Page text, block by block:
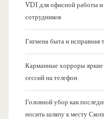
VDI для офисной работы и
сотрудников
Гигиена быта и исправная
Карманные хорроры
сессий на телефон
Головной убор как
носить шляпу к месту